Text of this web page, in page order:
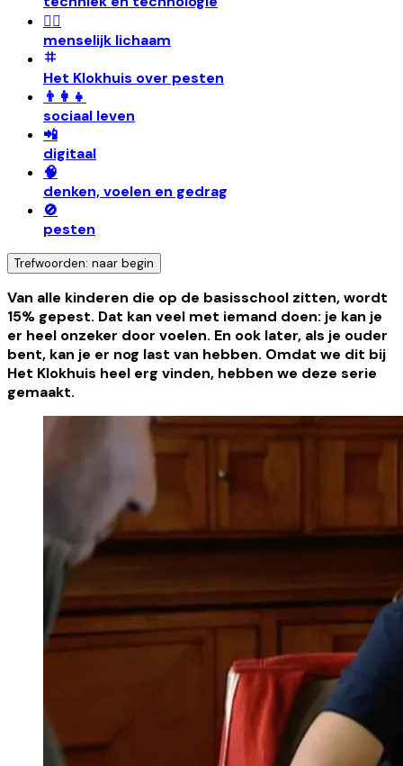
🧍‍♀️
menselijk lichaam
Het Klokhuis over pesten
👨‍👩‍👧
sociaal leven
📲
digitaal
🧠
denken, voelen en gedrag
🚫
pesten
Trefwoorden: naar begin
Van alle kinderen die op de basisschool zitten, wordt
15% gepest. Dat kan veel met iemand doen: je kan je
er heel onzeker door voelen. En ook later, als je ouder
bent, kan je er nog last van hebben. Omdat we dit bij
Het Klokhuis heel erg vinden, hebben we deze serie
gemaakt.